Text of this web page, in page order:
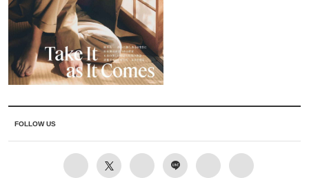
FOLLOW US